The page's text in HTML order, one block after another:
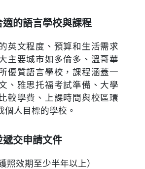
的語言學校與課程
英文程度、預算和生活需求
主要城市如多倫多、溫哥華
優質語言學校，課程涵蓋一
、雅思托福考試準備、大學
較學費、上課時間與校區環
個人目標的學校。
交申請文件
照效期至少半年以上）